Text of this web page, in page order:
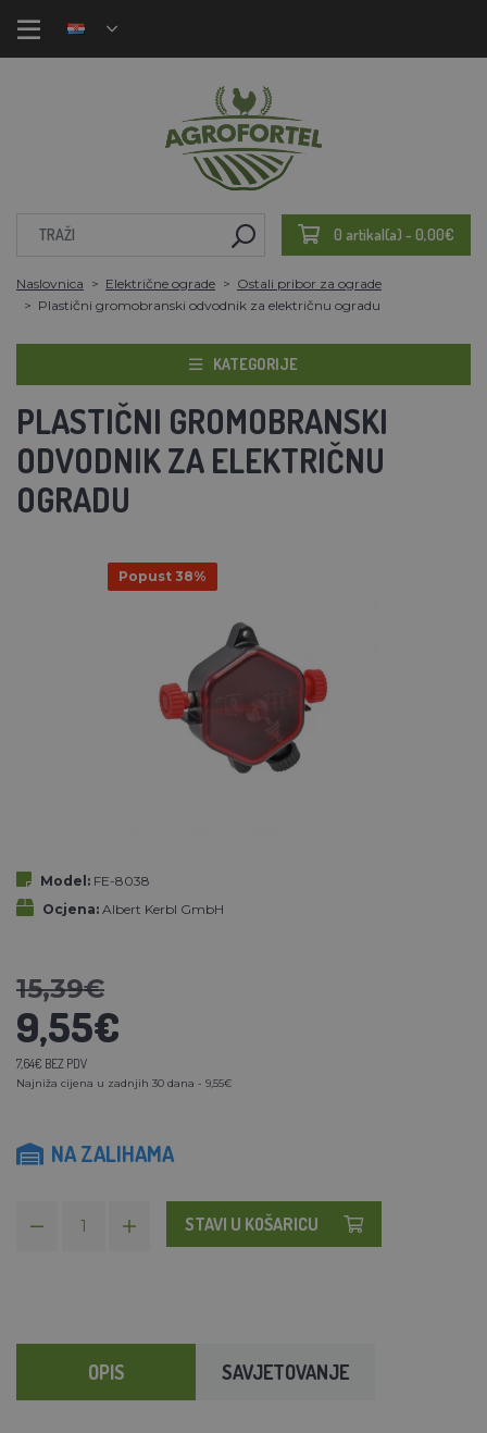
0 artikal(a) - 0,00€
Naslovnica Električne ograde
Ostali pribor za ograde
Plastični gromobranski odvodnik za električnu ogradu
KATEGORIJE
PLASTIČNI GROMOBRANSKI
ODVODNIK ZA ELEKTRIČNU
OGRADU
Popust 38%
Model: FE-8038
Ocjena: Albert Kerbl GmbH
15,39€
9,55€
7,64€ BEZ PDV
Najniža cijena u zadnjih 30 dana - 9,55€
NA ZALIHAMA
STAVI U KOŠARICU
OPIS SAVJETOVANJE